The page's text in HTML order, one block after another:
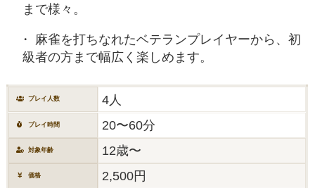
まで様々。
麻雀を打ちなれたベテランプレイヤーから、初
級者の方まで幅広く楽しめます。
プレイ人数 4人
プレイ時間 20〜60分
対象年齢 12歳〜
価格 2,500円